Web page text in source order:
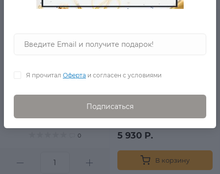
0
в наличии
11 190 Р.
5 930 Р.
В корзину
Я прочитал Оферта и согласен с условиями
Подписаться